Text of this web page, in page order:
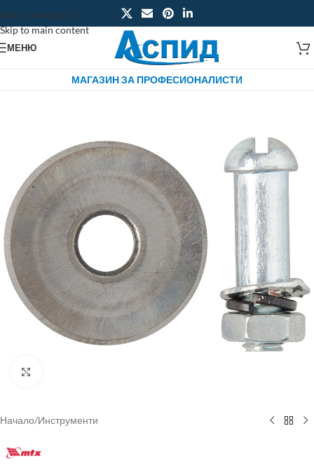
Skip to navigation
Skip to main content
МЕНЮ
МАГАЗИН ЗА ПРОФЕСИОНАЛИСТИ
Начало/Инструменти